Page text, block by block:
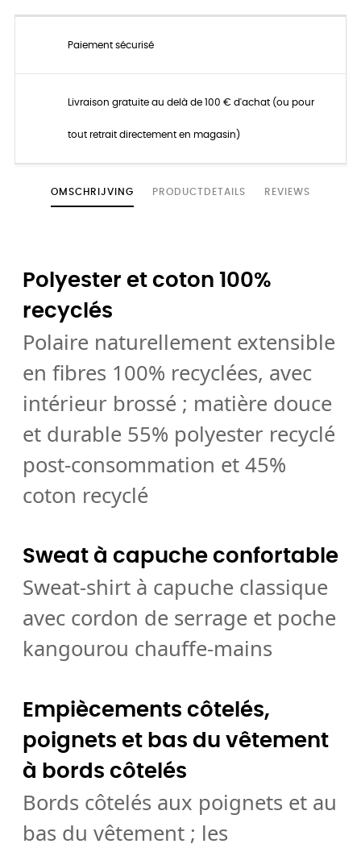
Paiement sécurisé
Livraison gratuite au delà de 100 € d'achat (ou pour
tout retrait directement en magasin)
OMSCHRIJVING PRODUCTDETAILS REVIEWS
Polyester et coton 100%
recyclés
Polaire naturellement extensible
en fibres 100% recyclées, avec
intérieur brossé ; matière douce
et durable 55% polyester recyclé
post-consommation et 45%
coton recyclé
Sweat à capuche confortable
Sweat-shirt à capuche classique
avec cordon de serrage et poche
kangourou chauffe-mains
Empiècements côtelés,
poignets et bas du vêtement
à bords côtelés
Bords côtelés aux poignets et au
bas du vêtement ; les